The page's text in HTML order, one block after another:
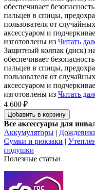
обеспечивает
пальцев в спицы,
пользователя от
аксессуаром и
изготовлены из Читать
Защитный колпак (диск)
обеспечивает
пальцев в спицы,
пользователя от
аксессуаром и
изготовлены из Читать
4 600 ₽
Добавить в корзину
Все аксессуары для
Аккумуляторы |
Сумки и рюкзаки |
подушки
Полезные статьи